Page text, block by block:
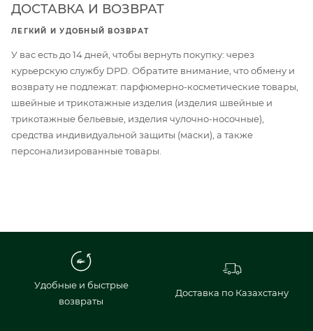
ДОСТАВКА И ВОЗВРАТ
ЛЕГКИЙ И УДОБНЫЙ ВОЗВРАТ
У вас есть до 14 дней, чтобы вернуть покупку: через
курьерскую службу DPD. Обратите внимание, что обмену и
возврату не подлежат: парфюмерно-косметические товары,
швейные и трикотажные изделия (изделия швейные и
трикотажные бельевые, изделия чулочно-носочные),
средства индивидуальной защиты (маски), а также
персонализированные товары.
Удобные и быстрые
возвраты
Доставка по Казахстану